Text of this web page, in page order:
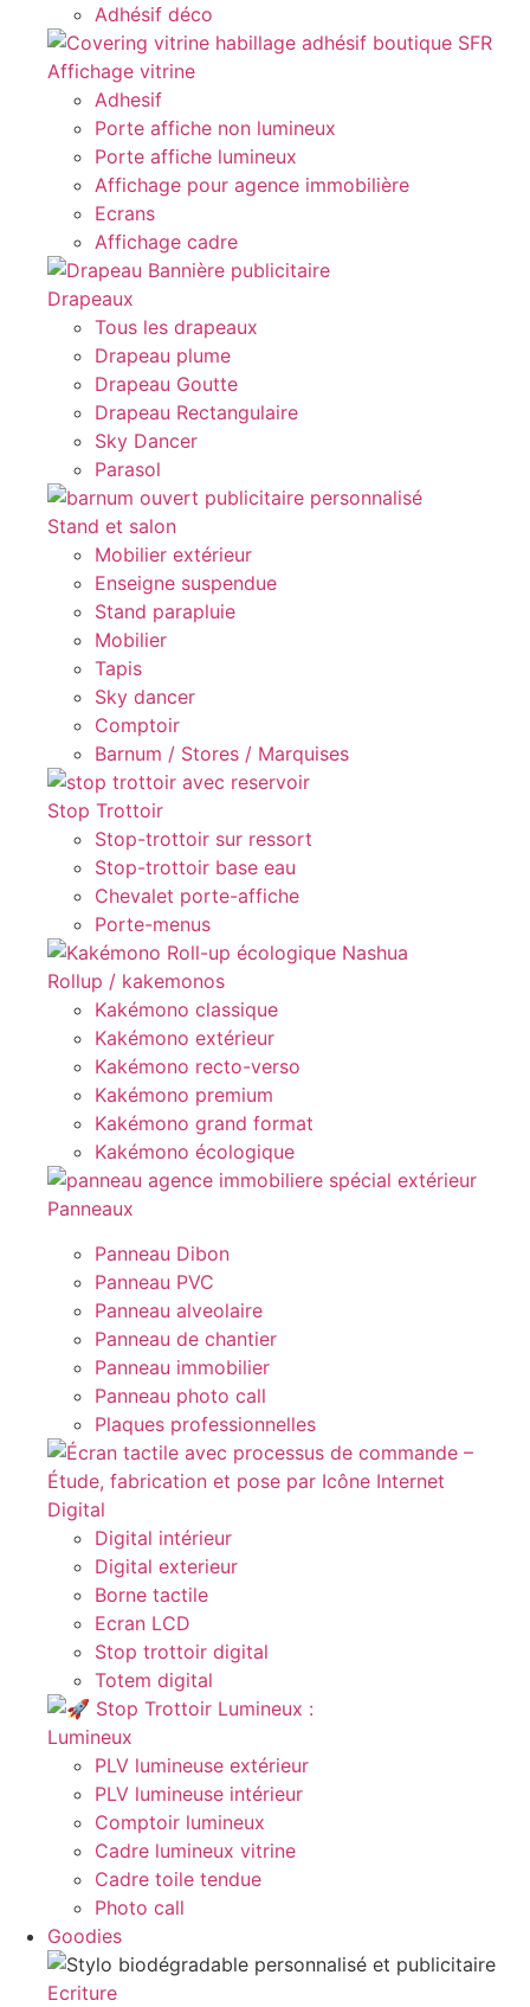
Adhésif déco
Affichage vitrine
Adhesif
Porte affiche non lumineux
Porte affiche lumineux
Affichage pour agence immobilière
Ecrans
Affichage cadre
Drapeaux
Tous les drapeaux
Drapeau plume
Drapeau Goutte
Drapeau Rectangulaire
Sky Dancer
Parasol
Stand et salon
Mobilier extérieur
Enseigne suspendue
Stand parapluie
Mobilier
Tapis
Sky dancer
Comptoir
Barnum / Stores / Marquises
Stop Trottoir
Stop-trottoir sur ressort
Stop-trottoir base eau
Chevalet porte-affiche
Porte-menus
Rollup / kakemonos
Kakémono classique
Kakémono extérieur
Kakémono recto-verso
Kakémono premium
Kakémono grand format
Kakémono écologique
Panneaux
Panneau Dibon
Panneau PVC
Panneau alveolaire
Panneau de chantier
Panneau immobilier
Panneau photo call
Plaques professionnelles
Digital
Digital intérieur
Digital exterieur
Borne tactile
Ecran LCD
Stop trottoir digital
Totem digital
Lumineux
PLV lumineuse extérieur
PLV lumineuse intérieur
Comptoir lumineux
Cadre lumineux vitrine
Cadre toile tendue
Photo call
Goodies
Ecriture